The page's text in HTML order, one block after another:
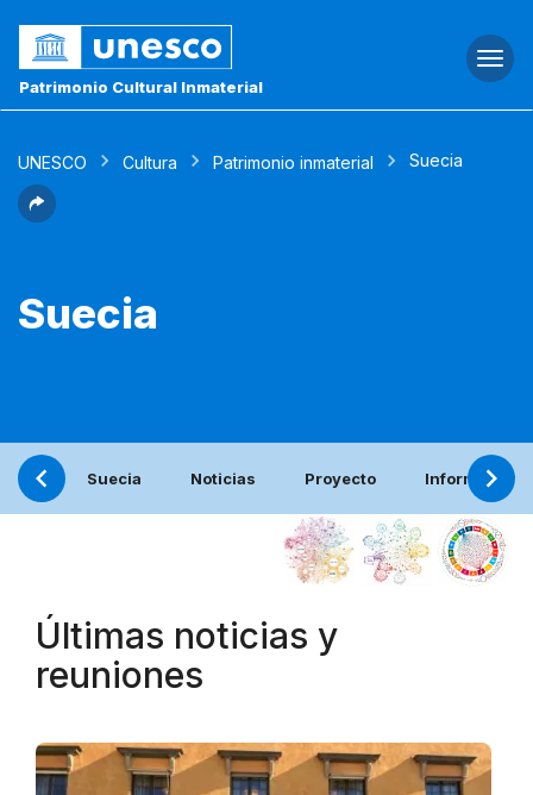
Patrimonio Cultural Inmaterial
UNESCO Cultura Patrimonio inmaterial Suecia
Suecia
Suecia Noticias Proyecto Informe
Últimas noticias y
reuniones